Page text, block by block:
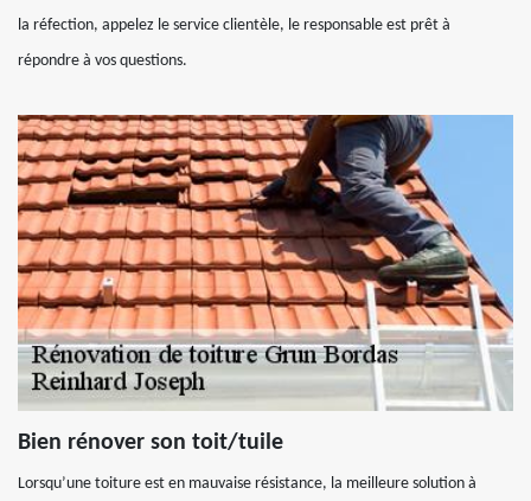
la réfection, appelez le service clientèle, le responsable est prêt à
répondre à vos questions.
Bien rénover son toit/tuile
Lorsqu’une toiture est en mauvaise résistance, la meilleure solution à